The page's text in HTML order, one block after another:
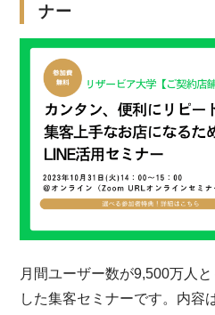
ナー
月間ユーザー数が9,500万人
した集客セミナーです。内容